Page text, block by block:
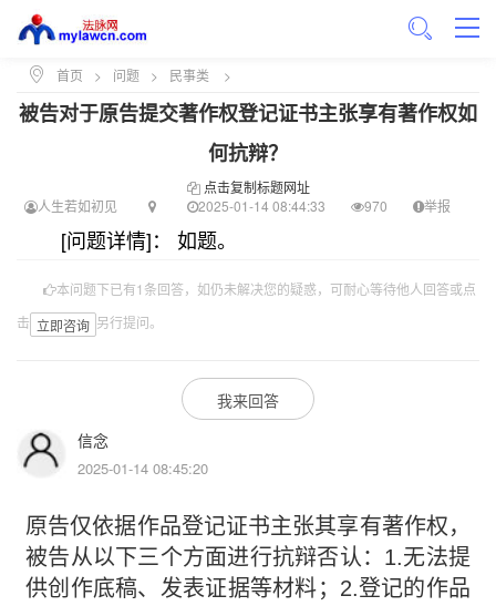
首页 > 问题 > 民事类 >
被告对于原告提交著作权登记证书主张享有著作权如
何抗辩？
点击复制标题网址
人生若如初见
2025-01-14 08:44:33 970 举报
[问题详情]： 如题。
本问题下已有1条回答，如仍未解决您的疑惑，可耐心等待他人回答或点
击 立即咨询 另行提问。
我来回答
信念
2025-01-14 08:45:20
原告仅依据作品登记证书主张其享有著作权，
被告从以下三个方面进行抗辩否认：1.无法提
供创作底稿、发表证据等材料；2.登记的作品